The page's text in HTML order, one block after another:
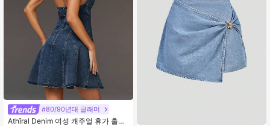
#80/90년대 글래머
Athîral Denim 여성 캐주얼 휴가 홀터